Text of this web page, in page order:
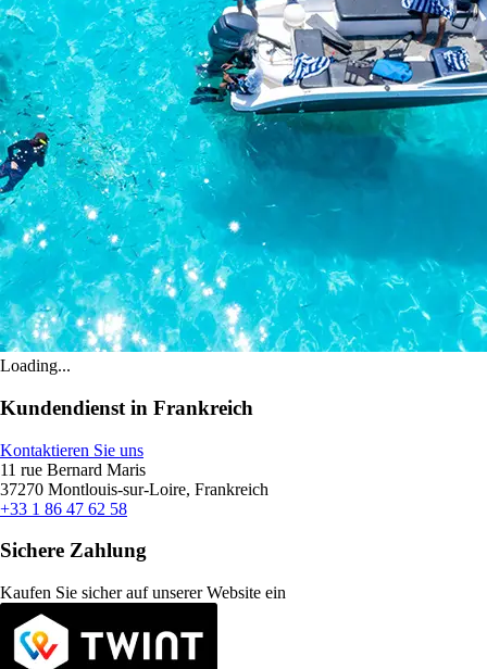
Loading...
Kundendienst in Frankreich
Kontaktieren Sie uns
11 rue Bernard Maris
37270 Montlouis-sur-Loire, Frankreich
+33 1 86 47 62 58
Sichere Zahlung
Kaufen Sie sicher auf unserer Website ein